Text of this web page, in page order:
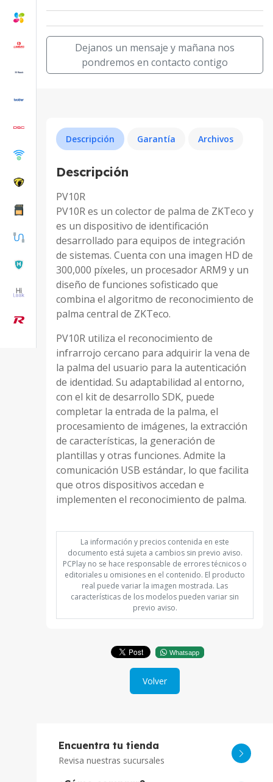
Dejanos un mensaje y mañana nos
pondremos en contacto contigo
Descripción Garantía Archivos
Descripción
PV10R
PV10R es un colector de palma de ZKTeco y
es un dispositivo de identificación
desarrollado para equipos de integración
de sistemas. Cuenta con una imagen HD de
300,000 píxeles, un procesador ARM9 y un
diseño de funciones sofisticado que
combina el algoritmo de reconocimiento de
palma central de ZKTeco.
PV10R utiliza el reconocimiento de
infrarrojo cercano para adquirir la vena de
la palma del usuario para la autenticación
de identidad. Su adaptabilidad al entorno,
con el kit de desarrollo SDK, puede
completar la entrada de la palma, el
procesamiento de imágenes, la extracción
de características, la generación de
plantillas y otras funciones. Admite la
comunicación USB estándar, lo que facilita
que otros dispositivos accedan e
implementen el reconocimiento de palma.
La información y precios contenida en este
documento está sujeta a cambios sin previo aviso.
PCPlay no se hace responsable de errores técnicos o
editoriales u omisiones en el contenido. El producto
real puede variar la imagen mostrada. Las
características de los modelos pueden variar sin
previo aviso.
Whatsapp
Volver
Encuentra tu tienda
Revisa nuestras sucursales